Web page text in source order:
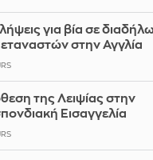
για βία σε
στην Αγγλία
της Λειψίας στην
Εισαγγελία